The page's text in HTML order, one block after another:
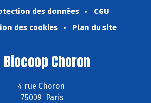
des données
CGU
des cookies
Plan du site
Biocoop Choron
4 rue Choron
75009 Paris